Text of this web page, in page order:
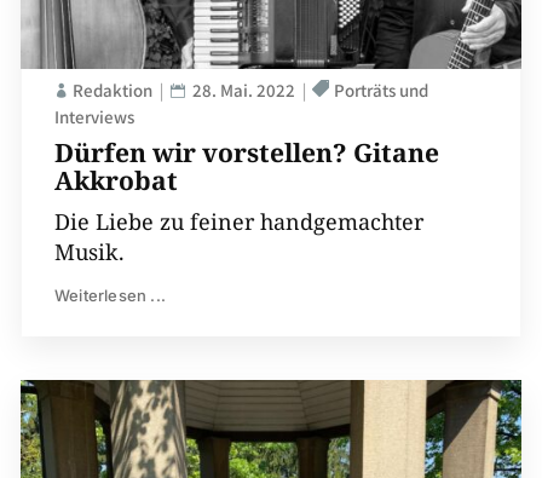
Dürfen wir vorstellen? Gitane
Akkrobat
Redaktion 28. Mai. 2022
Porträts und
Interviews
Die Liebe zu feiner ­handgemachter
Musik.
Weiterlesen ...